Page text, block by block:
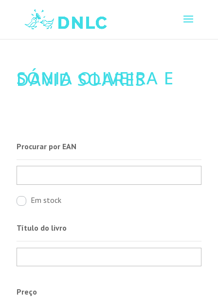
SÓNIA OLIVEIRA E
DAVID SOARES
Procurar por EAN
Em stock
Título do livro
Preço